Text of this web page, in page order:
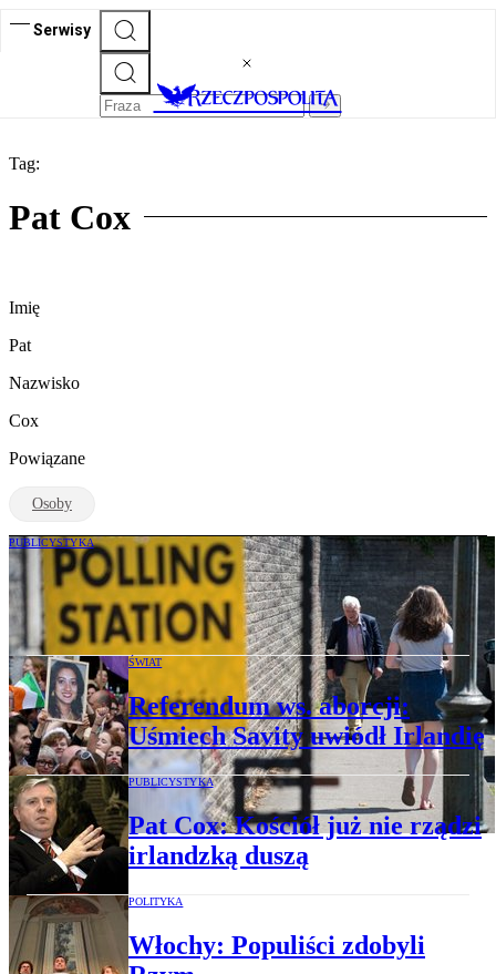
Serwisy
Tag:
Pat Cox
Imię
Pat
Nazwisko
Cox
Powiązane
Osoby
PUBLICYSTYKA
Jędrzej Bielecki: Lekcja dla Polski z
irlandzkiego referendum
ŚWIAT
Referendum ws. aborcji:
Uśmiech Savity uwiódł Irlandię
PUBLICYSTYKA
Pat Cox: Kościół już nie rządzi
irlandzką duszą
POLITYKA
Włochy: Populiści zdobyli